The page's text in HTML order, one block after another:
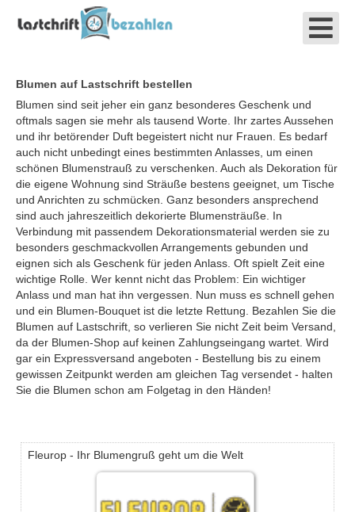
Blumen auf Lastschrift bestellen
Blumen sind seit jeher ein ganz besonderes Geschenk und
oftmals sagen sie mehr als tausend Worte. Ihr zartes Aussehen
und ihr betörender Duft begeistert nicht nur Frauen. Es bedarf
auch nicht unbedingt eines bestimmten Anlasses, um einen
schönen Blumenstrauß zu verschenken. Auch als Dekoration für
die eigene Wohnung sind Sträuße bestens geeignet, um Tische
und Anrichten zu schmücken. Ganz besonders ansprechend
sind auch jahreszeitlich dekorierte Blumensträuße. In
Verbindung mit passendem Dekorationsmaterial werden sie zu
besonders geschmackvollen Arrangements gebunden und
eignen sich als Geschenk für jeden Anlass. Oft spielt Zeit eine
wichtige Rolle. Wer kennt nicht das Problem: Ein wichtiger
Anlass und man hat ihn vergessen. Nun muss es schnell gehen
und ein Blumen-Bouquet ist die letzte Rettung. Bezahlen Sie die
Blumen auf Lastschrift, so verlieren Sie nicht Zeit beim Versand,
da der Blumen-Shop auf keinen Zahlungseingang wartet. Wird
gar ein Expressversand angeboten - Bestellung bis zu einem
gewissen Zeitpunkt werden am gleichen Tag versendet - halten
Sie die Blumen schon am Folgetag in den Händen!
Fleurop - Ihr Blumengruß geht um die Welt